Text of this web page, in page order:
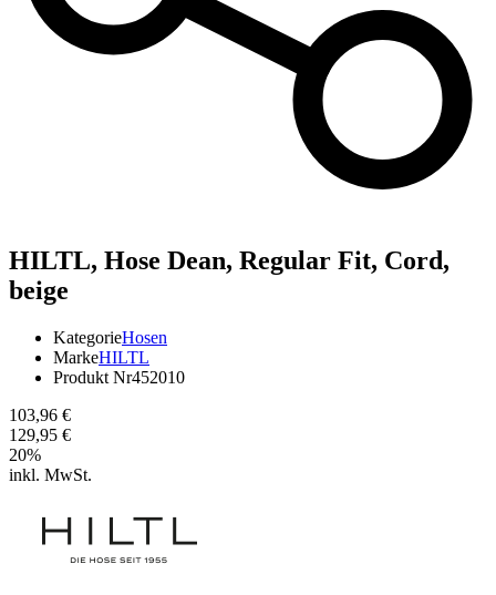
HILTL, Hose Dean, Regular Fit, Cord,
beige
KategorieHosen
MarkeHILTL
Produkt Nr452010
103,96 €
129,95 €
20%
inkl. MwSt.